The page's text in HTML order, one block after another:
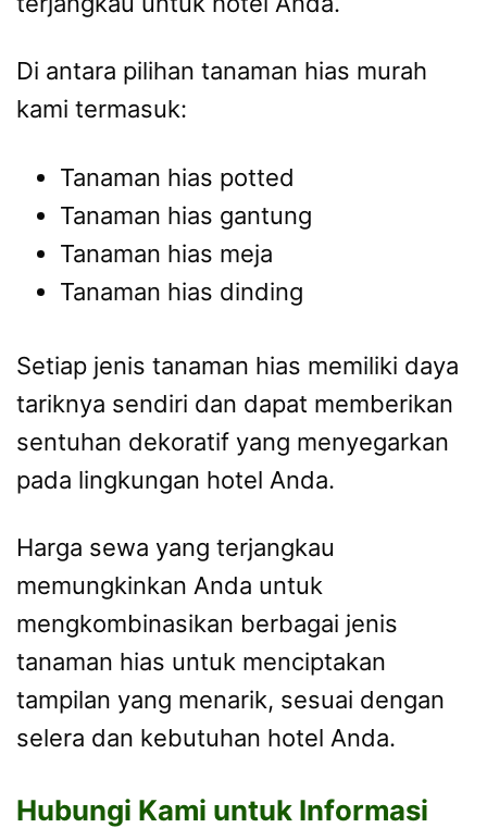
Di antara pilihan tanaman hias murah
kami termasuk:
Tanaman hias potted
Tanaman hias gantung
Tanaman hias meja
Tanaman hias dinding
Setiap jenis tanaman hias memiliki daya
tariknya sendiri dan dapat memberikan
sentuhan dekoratif yang menyegarkan
pada lingkungan hotel Anda.
Harga sewa yang terjangkau
memungkinkan Anda untuk
mengkombinasikan berbagai jenis
tanaman hias untuk menciptakan
tampilan yang menarik, sesuai dengan
selera dan kebutuhan hotel Anda.
Hubungi Kami untuk Informasi